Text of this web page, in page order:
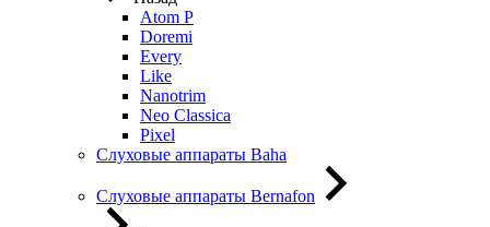
Atom P
Doremi
Every
Like
Nanotrim
Neo Classica
Pixel
Слуховые аппараты Baha
Слуховые аппараты Bernafon